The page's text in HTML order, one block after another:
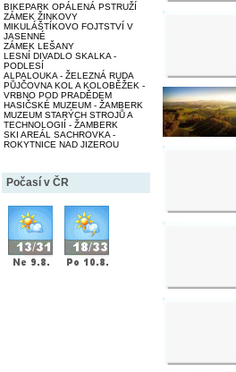
BIKEPARK OPÁLENÁ PSTRUŽÍ
ZÁMEK ŽINKOVY
MIKULÁŠTÍKOVO FOJTSTVÍ V
JASENNÉ
ZÁMEK LEŠANY
LESNÍ DIVADLO SKALKA -
PODLESÍ
ALPALOUKA - ŽELEZNÁ RUDA
PŮJČOVNA KOL A KOLOBĚŽEK -
VRBNO POD PRADĚDEM
HASIČSKÉ MUZEUM - ŽAMBERK
MUZEUM STARÝCH STROJŮ A
TECHNOLOGIÍ - ŽAMBERK
SKI AREÁL SACHROVKA -
ROKYTNICE NAD JIZEROU
Počasí v ČR